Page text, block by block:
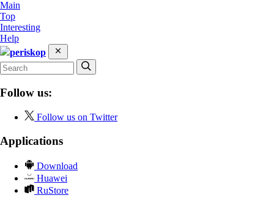
Main
Top
Interesting
Help
periskop
Follow us:
Follow us on Twitter
Applications
Download
Huawei
RuStore